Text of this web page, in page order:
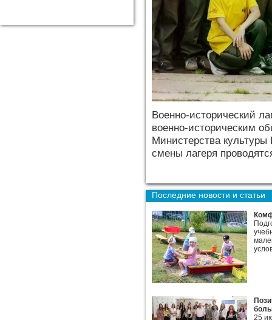
Военно-исторический
военно-историческим
Министерства
смены лагеря
Последние новости и статьи
25